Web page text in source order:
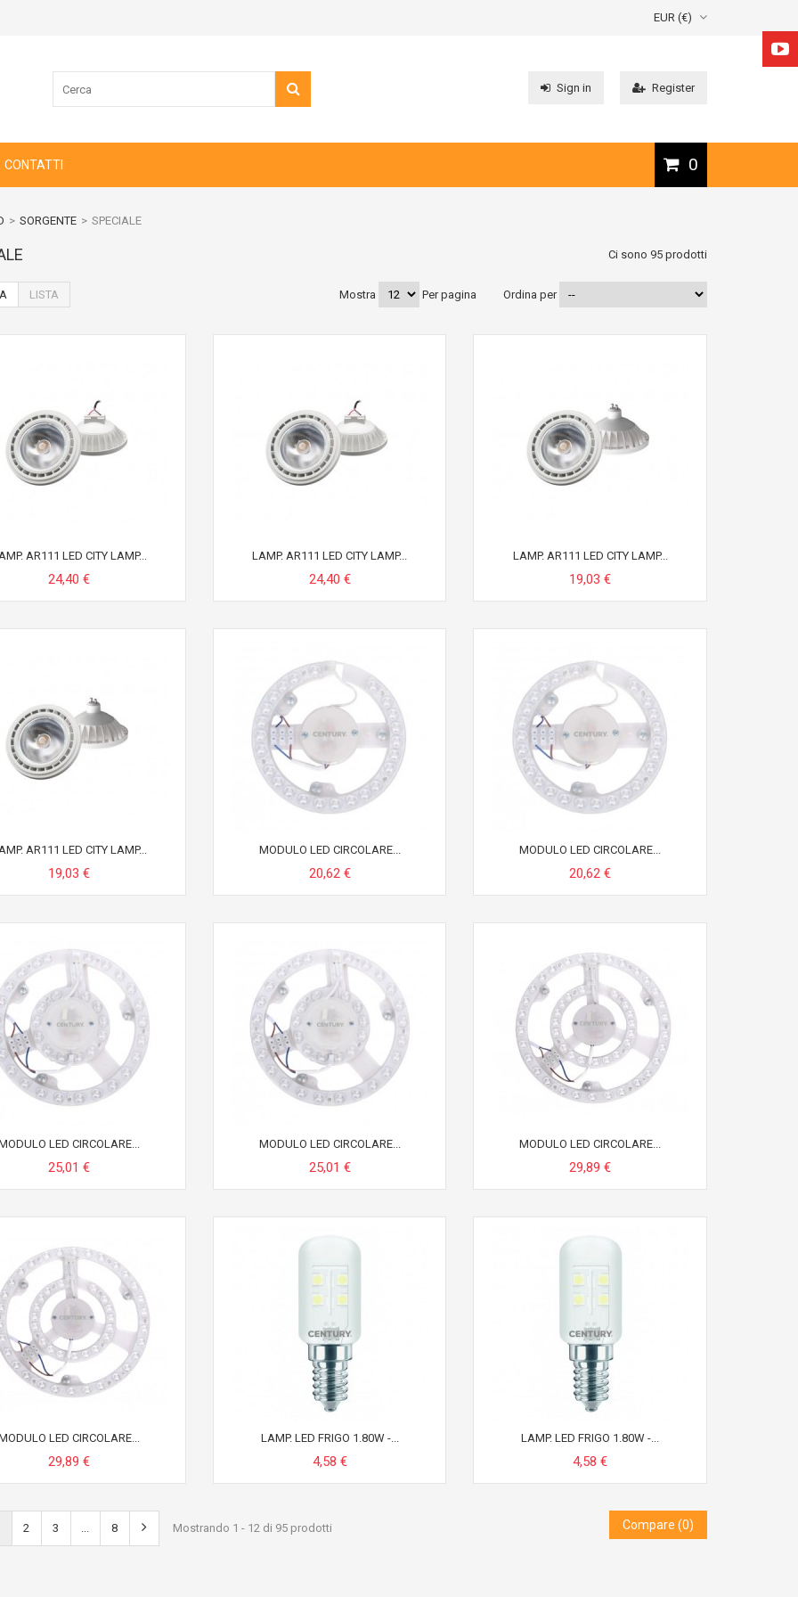
EUR (€)
Sign in Register
0
CONTATTI
> SORGENTE > SPECIALE
Ci sono 95 prodotti
LISTA Ordina per
Mostra Per pagina
AR111 LED CITY LAMP...
24,40 €
LAMP. AR111 LED CITY LAMP...
24,40 €
LAMP. AR111 LED CITY LAMP...
19,03 €
AR111 LED CITY LAMP...
19,03 €
MODULO LED CIRCOLARE...
20,62 €
MODULO LED CIRCOLARE...
20,62 €
LED CIRCOLARE...
25,01 €
MODULO LED CIRCOLARE...
25,01 €
MODULO LED CIRCOLARE...
29,89 €
LED CIRCOLARE...
29,89 €
LAMP. LED FRIGO 1.80W -...
4,58 €
LAMP. LED FRIGO 1.80W -...
4,58 €
Compare (0)
2 3 ... 8 Mostrando 1 - 12 di 95 prodotti